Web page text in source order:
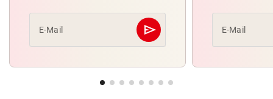
E-Mail send
Abschicken E-Mail